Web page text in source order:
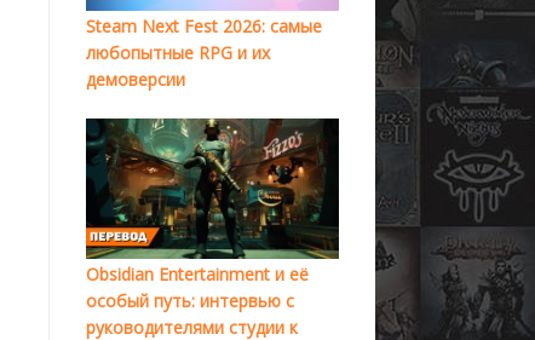
Steam Next Fest 2026: самые
любопытные RPG и их
демоверсии
Obsidian Entertainment и её
особый путь: интервью с
руководителями студии к